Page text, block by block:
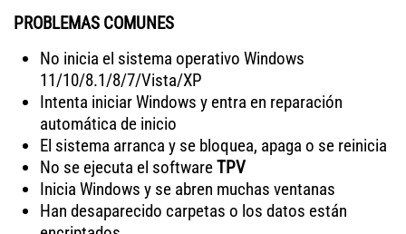
PROBLEMAS COMUNES
No inicia el sistema operativo Windows
11/10/8.1/8/7/Vista/XP
Intenta iniciar Windows y entra en reparación
automática de inicio
El sistema arranca y se bloquea, apaga o se reinicia
No se ejecuta el softwareTPV
Inicia Windows y se abren muchas ventanas
Han desaparecido carpetas o los datos están